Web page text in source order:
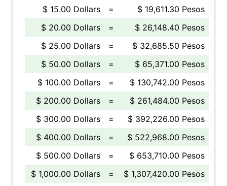
$ 15.00 Dollars
=
$ 19,611.30 Pesos
$ 20.00 Dollars
=
$ 26,148.40 Pesos
$ 25.00 Dollars
=
$ 32,685.50 Pesos
$ 50.00 Dollars
=
$ 65,371.00 Pesos
$ 100.00 Dollars
=
$ 130,742.00 Pesos
$ 200.00 Dollars
=
$ 261,484.00 Pesos
$ 300.00 Dollars
=
$ 392,226.00 Pesos
$ 400.00 Dollars
=
$ 522,968.00 Pesos
$ 500.00 Dollars
=
$ 653,710.00 Pesos
$ 1,000.00 Dollars
=
$ 1,307,420.00 Pesos